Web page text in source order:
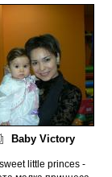
Baby Victory
little princes -